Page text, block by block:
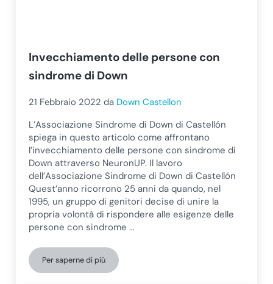
Invecchiamento delle persone con
sindrome di Down
21 Febbraio 2022 da Down Castellon
L’Associazione Sindrome di Down di Castellón
spiega in questo articolo come affrontano
l’invecchiamento delle persone con sindrome di
Down attraverso NeuronUP. Il lavoro
dell’Associazione Sindrome di Down di Castellón
Quest’anno ricorrono 25 anni da quando, nel
1995, un gruppo di genitori decise di unire la
propria volontà di rispondere alle esigenze delle
persone con sindrome …
Per saperne di piùInvecchiamento delle persone con sindrome di Down